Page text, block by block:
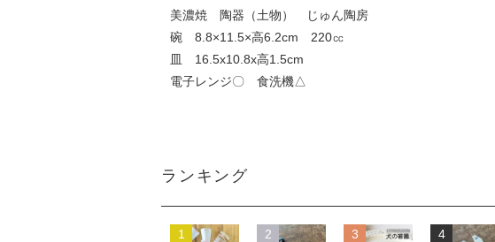
美濃焼 陶器（土物） じゅん陶房
碗 8.8×11.5×高6.2cm 220㏄
皿 16.5x10.8x高1.5cm
電子レンジ〇 食洗機△
ランキング
1 2 3 4